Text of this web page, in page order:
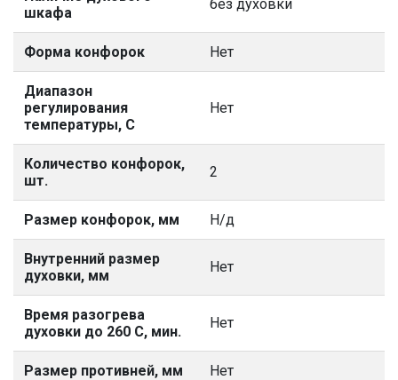
шкафа
без духовки
Форма конфорок Нет
Диапазон
регулирования
температуры, С
Нет
Количество конфорок,
шт.
2
Размер конфорок, мм Н/д
Внутренний размер
духовки, мм
Нет
Время разогрева
духовки до 260 С, мин.
Нет
Размер противней, мм Нет